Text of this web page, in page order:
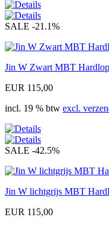
SALE -21.1%
Jin W Zwart MBT
EUR 115,00
incl. 19 % btw excl.
SALE -42.5%
Jin W lichtgrijs MBT
EUR 115,00